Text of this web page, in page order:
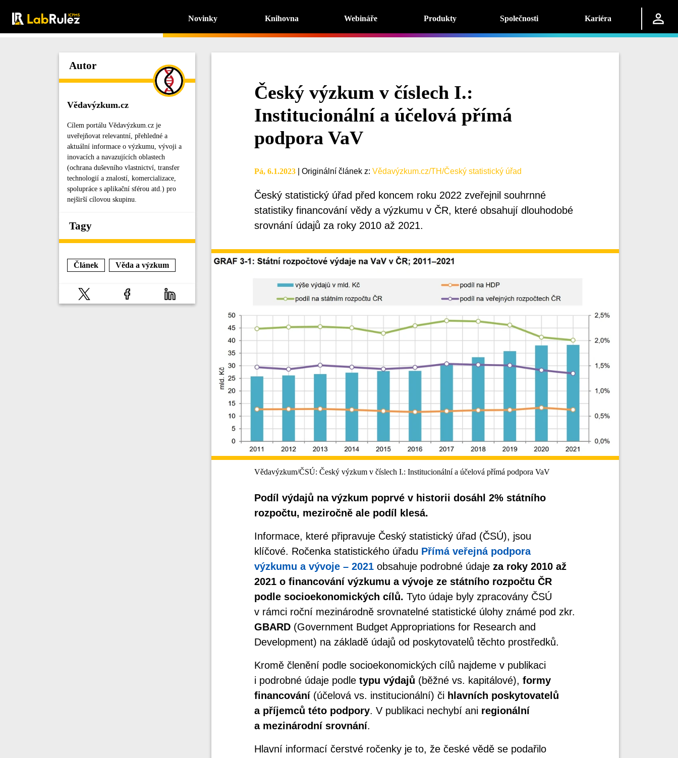
Novinky Knihovna Webináře Produkty Společnosti Kariéra
Autor
Vědavýzkum.cz
Cílem portálu Vědavýzkum.cz je
uveřejňovat relevantní, přehledné a
aktuální informace o výzkumu, vývoji a
inovacích a navazujících oblastech
(ochrana duševního vlastnictví, transfer
technologií a znalostí, komercializace,
spolupráce s aplikační sférou atd.) pro
nejširší cílovou skupinu.
Tagy
Článek Věda a výzkum
Český výzkum v číslech I.:
Institucionální a účelová přímá
podpora VaV
Pá, 6.1.2023 Originální článek z: Vědavýzkum.cz/TH/Český statistický úřad
Český statistický úřad před koncem roku 2022 zveřejnil souhrnné
statistiky financování vědy a výzkumu v ČR, které obsahují dlouhodobé
srovnání údajů za roky 2010 až 2021.
Vědavýzkum/ČSÚ: Český výzkum v číslech I.: Institucionální a účelová přímá podpora VaV
Podíl výdajů na výzkum poprvé v historii dosáhl 2% státního
rozpočtu, meziročně ale podíl klesá.
Informace, které připravuje Český statistický úřad (ČSÚ), jsou
klíčové. Ročenka statistického úřadu Přímá veřejná podpora
výzkumu a vývoje – 2021obsahuje podrobné údaje za roky 2010 až
2021 o financování výzkumu a vývoje ze státního rozpočtu ČR
podle socioekonomických cílů. Tyto údaje byly zpracovány ČSÚ
v rámci roční mezinárodně srovnatelné statistické úlohy známé pod zkr.
GBARD(Government Budget Appropriations for Research and
Development) na základě údajů od poskytovatelů těchto prostředků.
Kromě členění podle socioekonomických cílů najdeme v publikaci
i podrobné údaje podle typu výdajů (běžné vs. kapitálové), formy
financování(účelová vs. institucionální) či hlavních poskytovatelů
a příjemců této podpory. V publikaci nechybí ani regionální
a mezinárodní srovnání.
Hlavní informací čerstvé ročenky je to, že české vědě se podařilo